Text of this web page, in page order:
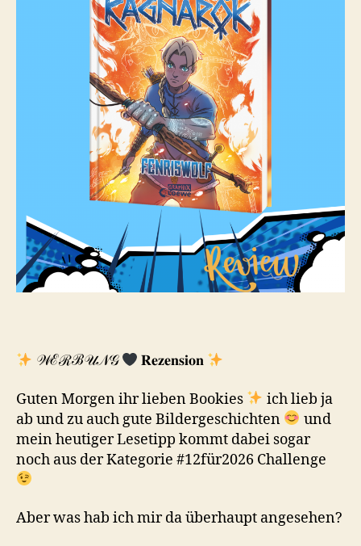
𝒲ℰℛℬ𝒰𝒩𝒢 𝐑𝐞𝐳𝐞𝐧𝐬𝐢𝐨𝐧
Guten Morgen ihr lieben Bookies
ich lieb ja
ab und zu auch gute Bildergeschichten
und
mein heutiger Lesetipp kommt dabei sogar
noch aus der Kategorie #12für2026 Challenge
Aber was hab ich mir da überhaupt angesehen?